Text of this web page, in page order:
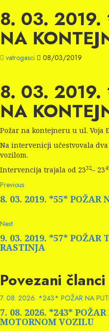
8. 03.
NA
vatrogasci 08/03/2019
8. 03.
NA
Požar na kontejneru u ul. Voja
Na intervenicji učestvovala
vozilom.
Intervencija trajala od 2332– 23
Continue
Reading
PreviousPrevious
post:
8. 03. 2019. *55* POŽAR
NextNext
post:
9. 03. 2019. *57* POŽAR
RASTINJA
Povezani članci
7. 08. 2026. *243* POŽAR NA
7. 08. 2026. *243*
MOTORNOM VOZILU